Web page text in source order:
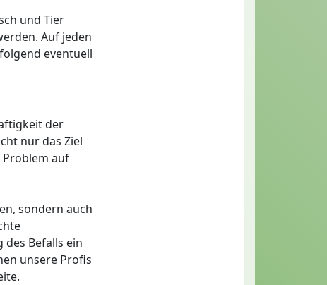
und Tier
Auf jeden
eventuell
der
nur das Ziel
auf
sondern auch
Befalls ein
unsere Profis